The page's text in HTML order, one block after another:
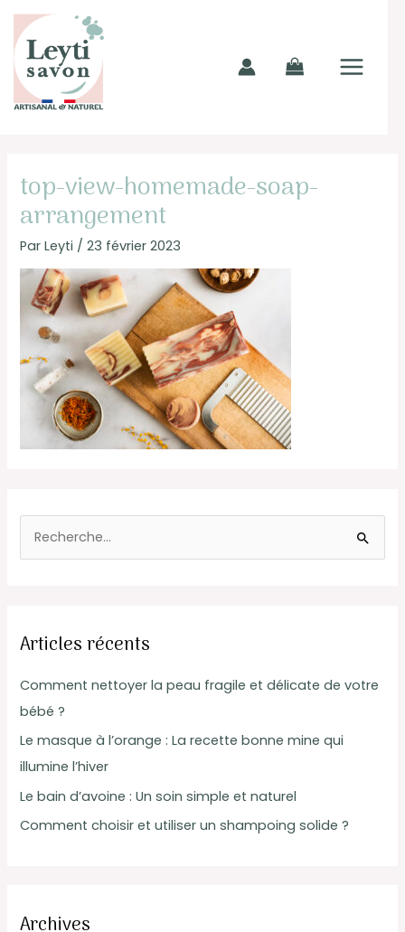
contenu
e
e
r
:
Articles récents
Comment nettoyer la peau fragile et délicate de votre
bébé ?
Le masque à l’orange : La recette bonne mine qui
illumine l’hiver
Le bain d’avoine : Un soin simple et naturel
Comment choisir et utiliser un shampoing solide ?
Archives
top-view-homemade-soap-
arrangement
ParLeyti /23 février 2023